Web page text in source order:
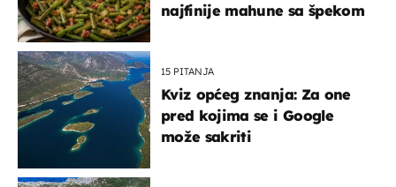
najfinije mahune sa špekom
15 PITANJA
Kviz općeg znanja: Za one
pred kojima se i Google
može sakriti